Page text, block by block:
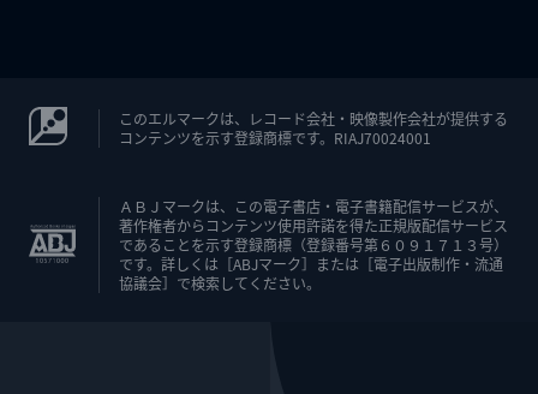
このエルマークは、レコード会社・映像製作会社が提供する
コンテンツを示す登録商標です。RIAJ70024001
ＡＢＪマークは、この電子書店・電子書籍配信サービスが、
著作権者からコンテンツ使用許諾を得た正規版配信サービス
であることを示す登録商標（登録番号第６０９１７１３号）
です。詳しくは［ABJマーク］または［電子出版制作・流通
協議会］で検索してください。